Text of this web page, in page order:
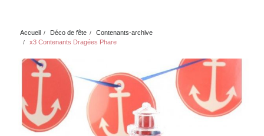
Accueil Déco de fête
Contenants-archive
x3 Contenants Dragées Phare